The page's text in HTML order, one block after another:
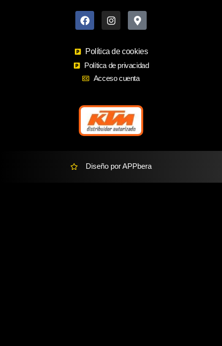
a
c
o
o
k
n
s
g
r
a
m
a
p
a
r
k
e
a
Política de cookies
Política de privacidad
Acceso cuenta
Diseño por APPbera